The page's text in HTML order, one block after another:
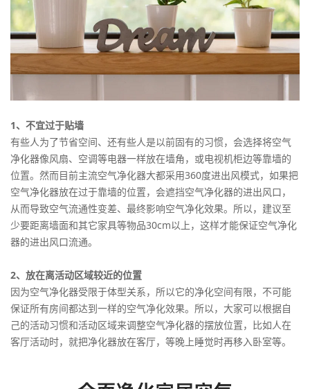
1、不宜过于贴墙
有些人为了节省空间、还有些人是以前固有的习惯，会选择将空气
净化器像风扇、空调等电器一样放在墙角，或电视机柜边等靠墙的
位置。然而目前主流空气净化器大都采用360度进出风模式，如果把
空气净化器放在过于靠墙的位置，会遮挡空气净化器的进出风口，
从而导致空气流通性变差、最终影响空气净化效果。所以，建议至
少要距离墙面和其它家具等物品30cm以上，这样才能保证空气净化
器的进出风口流通。
2、放在离活动区域较近的位置
因为空气净化器受限于体型关系，所以它的净化空间有限，不可能
保证所有房间都达到一样的空气净化效果。所以，大家可以根据自
己的活动习惯和活动区域来调整空气净化器的摆放位置，比如人在
客厅活动时，就把净化器放在客厅，等晚上睡觉时再移入卧室等。